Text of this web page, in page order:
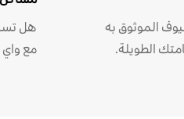
الموثوق به
هل
مع